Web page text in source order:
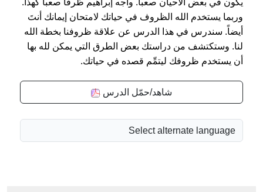
يكون في بعض الأحيان صعباً. واجه إبراهيم ظرفاً صعباً كهذا.
وربما يستخدم الله الظروف في حياتك لامتحان إيمانك أنتَ
أيضاً. سندرس في هذا الدرس عن علاقة ظروفنا بخطة الله
لنا. وستكتشف من دراستك بعض الطرق التي يمكن لله بها
أن يستخدم ظروفك ليتمِّم قصده في حياتك.
شاهد/حمّل الدرس